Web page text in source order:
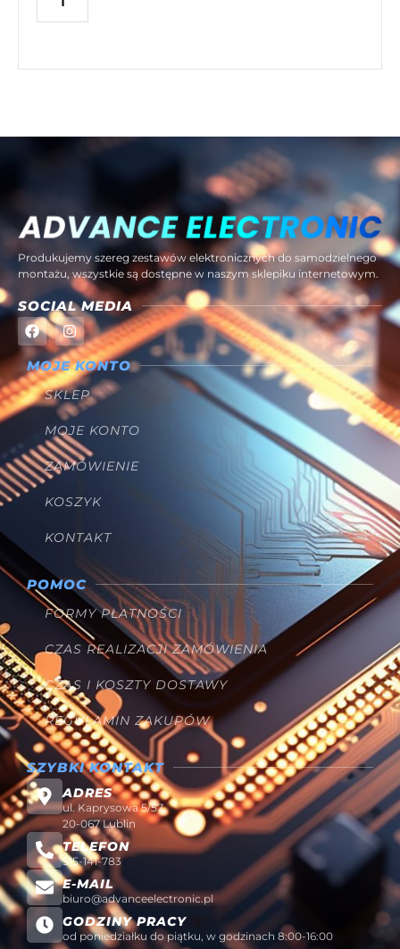
Produkujemy szereg zestawów elektronicznych do samodzielnego
montażu, wszystkie są dostępne w naszym sklepiku internetowym.
SOCIAL MEDIA
MOJE KONTO
SKLEP
MOJE KONTO
ZAMÓWIENIE
KOSZYK
KONTAKT
POMOC
FORMY PŁATNOŚCI
CZAS REALIZACJI ZAMÓWIENIA
CZAS I KOSZTY DOSTAWY
REGULAMIN ZAKUPÓW
SZYBKI KONTAKT
ADRES
ul. Kaprysowa 5/57
20-067 Lublin
TELEFON
515-141-783
E-MAIL
biuro@advanceelectronic.pl
GODZINY PRACY
od poniedziałku do piątku, w godzinach 8:00-16:00